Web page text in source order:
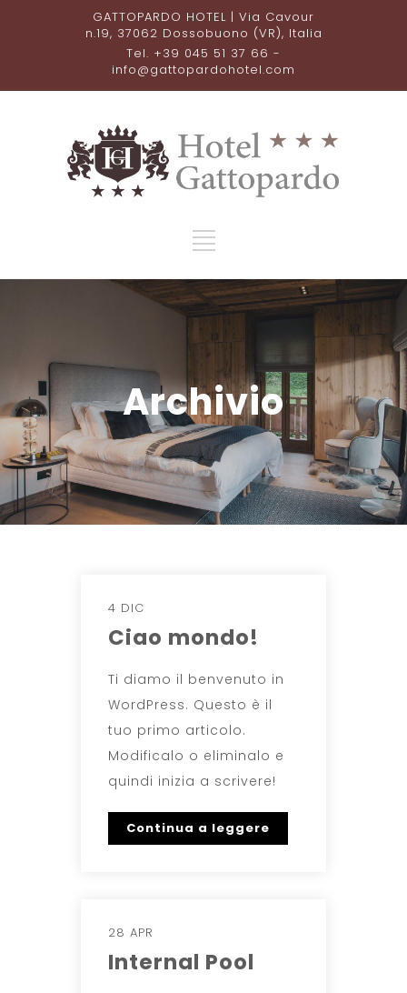
GATTOPARDO HOTEL | Via Cavour
n.19, 37062 Dossobuono (VR), Italia
Tel. +39 045 51 37 66 -
info@gattopardohotel.com
Archivio
4 DIC
Ciao mondo!
Ti diamo il benvenuto in
WordPress. Questo è il
tuo primo articolo.
Modificalo o eliminalo e
quindi inizia a scrivere!
Continua a leggere
28 APR
Internal Pool